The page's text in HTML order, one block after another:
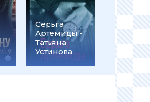
Серьга
Артемиды -
Татьяна
Устинова
на
- Ольга
Громыко